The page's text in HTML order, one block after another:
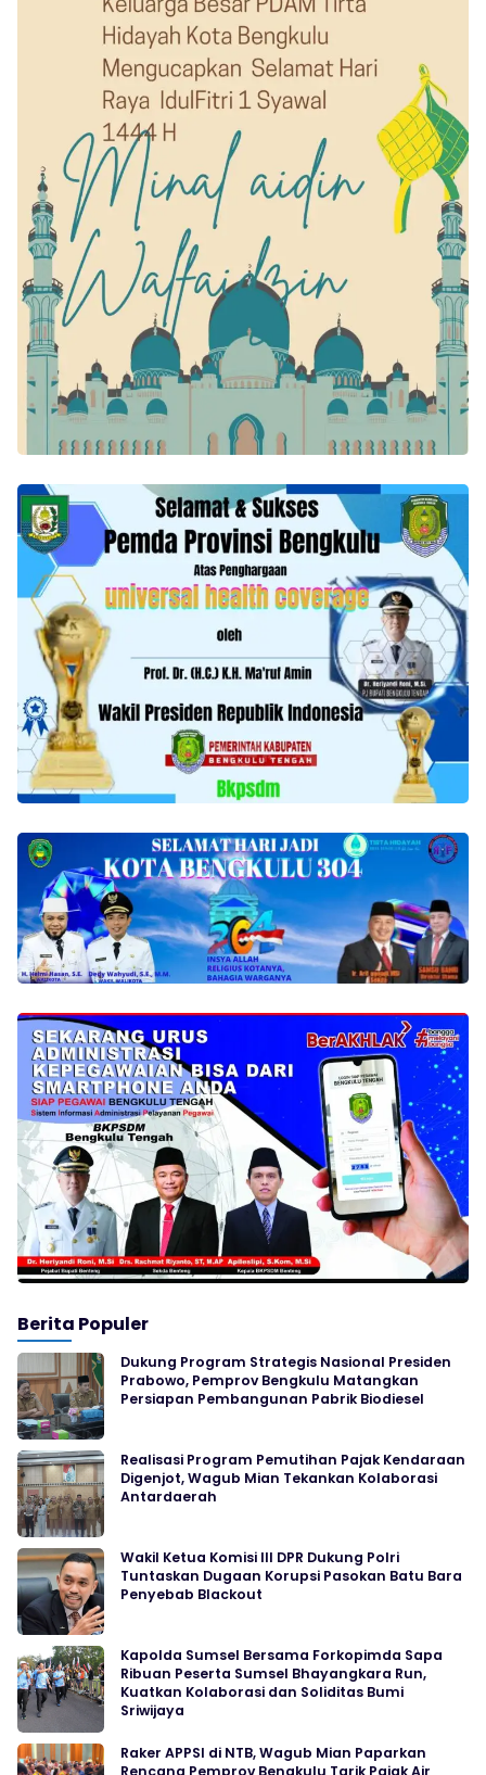
Berita Populer
Dukung Program Strategis Nasional Presiden
Prabowo, Pemprov Bengkulu Matangkan
Persiapan Pembangunan Pabrik Biodiesel
Realisasi Program Pemutihan Pajak Kendaraan
Digenjot, Wagub Mian Tekankan Kolaborasi
Antardaerah
Wakil Ketua Komisi III DPR Dukung Polri
Tuntaskan Dugaan Korupsi Pasokan Batu Bara
Penyebab Blackout
Kapolda Sumsel Bersama Forkopimda Sapa
Ribuan Peserta Sumsel Bhayangkara Run,
Kuatkan Kolaborasi dan Soliditas Bumi
Sriwijaya
Raker APPSI di NTB, Wagub Mian Paparkan